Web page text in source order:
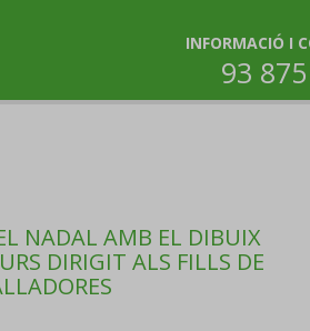
INFORMACIÓ I
93
NADAL AMB EL DIBUIX
DIRIGIT ALS FILLS DE